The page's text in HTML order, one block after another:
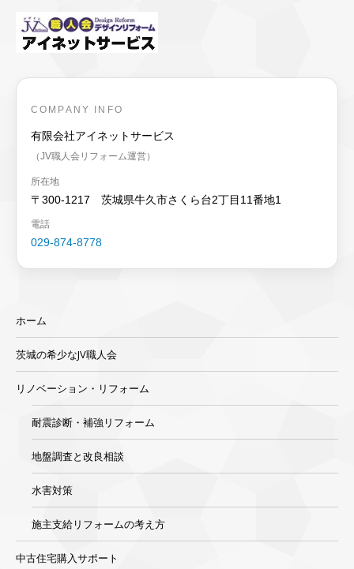
COMPANY INFO
有限会社アイネットサービス
（JV職人会リフォーム運営）
所在地
〒300-1217 茨城県牛久市さくら台2丁目11番地1
電話
029-874-8778
ホーム
茨城の希少なJV職人会
リノベーション・リフォーム
耐震診断・補強リフォーム
地盤調査と改良相談
水害対策
施主支給リフォームの考え方
中古住宅購入サポート